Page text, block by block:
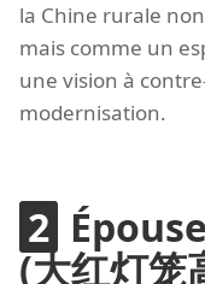
la Chine rurale
mais comme un
une vision à
modernisation.
(大红灯笼